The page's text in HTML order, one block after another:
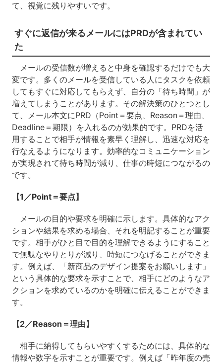
て、視覚に残りやすいです。
すぐに返信が来るメールにはPRDが含まれてい
た
メールの受信数が増えると中身を確認するだけでも大
変です。多くのメールを受信している人にタスクを依頼
してもすぐに対応してもらえず、自分の「待ち時間」が
増えてしまうことがあります。その解決策のひとつとし
て、メール本文にPRD（Point＝要点、Reason＝理由、
Deadline＝期限）を入れるのが効果的です。PRDを活
用することで相手が情報を素早く理解し、迅速な対応を
行なえるようになります。効率的なコミュニケーション
が実現されて待ち時間が減り、仕事の時短につながるの
です。
【1／Point＝要点】
メールの目的や要求を明確に示します。具体的なアク
ションや結果を求める場合、それを明記することが重要
です。相手がひと目で目的を理解できるようにすること
で無駄なやりとりが減り、時短につなげることができま
す。例えば、「新商品のデザイン提案をお願いします」
という具体的な要求を示すことで、相手にどのようなア
クションを求めているのかを明確に伝えることができま
す。
【2／Reason＝理由】
相手に納得してもらいやすくするためには、具体的な
情報や数字を示すことが重要です。例えば「昨年度の売